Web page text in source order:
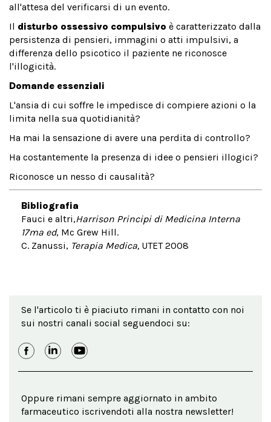
all'attesa del verificarsi di un evento.
Il disturbo ossessivo compulsivo è caratterizzato dalla
persistenza di pensieri, immagini o atti impulsivi, a
differenza dello psicotico il paziente ne riconosce
l'illogicità.
Domande essenziali
L'ansia di cui soffre le impedisce di compiere azioni o la
limita nella sua quotidianità?
Ha mai la sensazione di avere una perdita di controllo?
Ha costantemente la presenza di idee o pensieri illogici?
Riconosce un nesso di causalità?
Bibliografia
Fauci e altri,Harrison Principi di Medicina Interna
17ma ed, Mc Grew Hill.
C. Zanussi, Terapia Medica, UTET 2008
Se l'articolo ti è piaciuto rimani in contatto con noi
sui nostri canali social seguendoci su:
Oppure rimani sempre aggiornato in ambito
farmaceutico iscrivendoti alla nostra newsletter!